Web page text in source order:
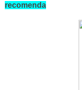
recomenda